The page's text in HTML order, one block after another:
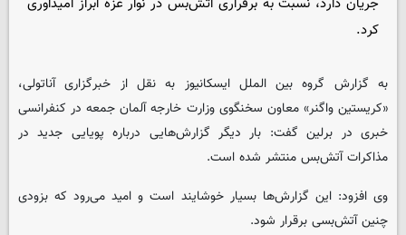
کرد.
به گزارش گروه بین المللایسکانیوز به نقل از خبرگزاری آناتولی،
«کریستین واگنر» معاون سخنگوی وزارت خارجه آلمان جمعه در کنفرانسی
خبری در برلین گفت: بار دیگر گزارش‌هایی درباره پویایی جدید در
مذاکرات آتش‌بس منتشر شده است.
وی افزود: این گزارش‌ها بسیار خوشایند است و امید می‌رود که بزودی
چنین آتش‌بسی برقرار شود.